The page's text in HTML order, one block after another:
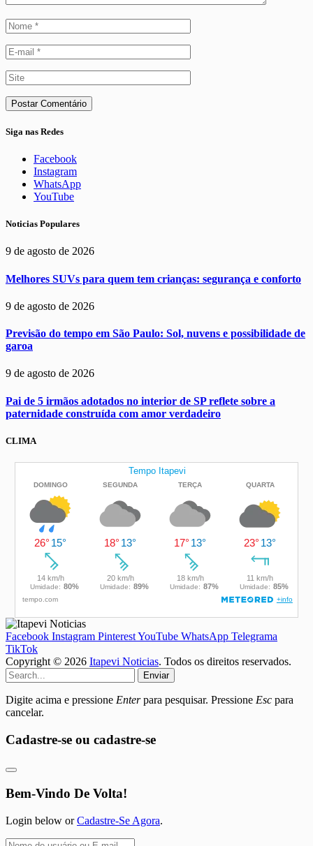
Siga nas Redes
Facebook
Instagram
WhatsApp
YouTube
Noticias Populares
9 de agosto de 2026
Melhores SUVs para quem tem crianças: segurança e conforto
9 de agosto de 2026
Previsão do tempo em São Paulo: Sol, nuvens e possibilidade de
garoa
9 de agosto de 2026
Pai de 5 irmãos adotados no interior de SP reflete sobre a
paternidade construída com amor verdadeiro
CLIMA
Facebook Instagram PinterestYouTube WhatsApp Telegrama
TikTok
Copyright © 2026 Itapevi Noticias. Todos os direitos reservados.
Enviar
Digite acima e pressione Enterpara pesquisar. Pressione Esc para
cancelar.
Cadastre-se ou cadastre-se
Bem-Vindo De Volta!
Login below orCadastre-Se Agora.